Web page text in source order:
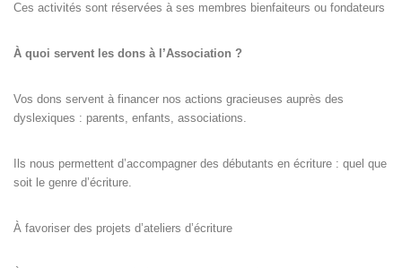
Ces activités sont réservées à ses membres bienfaiteurs ou fondateurs
À quoi servent les dons à l’Association ?
Vos dons servent à financer nos actions gracieuses auprès des
dyslexiques : parents, enfants, associations.
Ils nous permettent d’accompagner des débutants en écriture : quel que
soit le genre d’écriture.
À favoriser des projets d’ateliers d’écriture